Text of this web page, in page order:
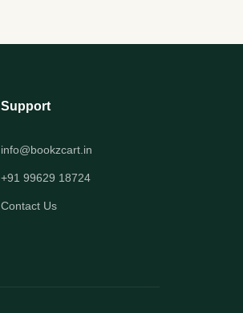
Support
info@bookzcart.in
+91 99629 18724
Contact Us